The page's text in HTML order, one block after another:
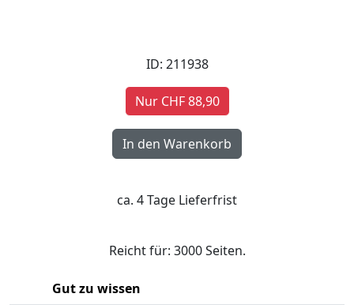
ID: 211938
Nur CHF 88,90
ca. 4 Tage Lieferfrist
Reicht für: 3000 Seiten.
Gut zu wissen